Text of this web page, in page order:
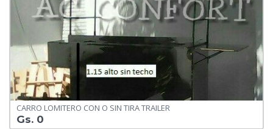
CARRO LOMITERO CON O SIN TIRA TRAILER
Gs. 0